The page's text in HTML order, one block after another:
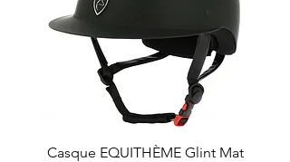
Casque EQUITHÈME Glint Mat